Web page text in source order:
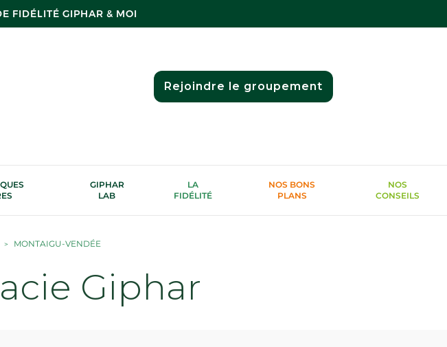
FIDÉLITÉ GIPHAR & MOI
Rejoindre le groupement
GIPHAR
LAB
LA
FIDÉLITÉ
NOS BONS
PLANS
NOS
CONSEILS
MONTAIGU-VENDÉE
Giphar